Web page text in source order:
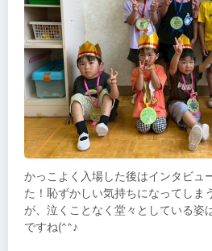
かっこよく入場した後はインタビュ
た！恥ずかしい気持ちになってしま
が、泣くことなく堂々としている姿
ですね(^^♪